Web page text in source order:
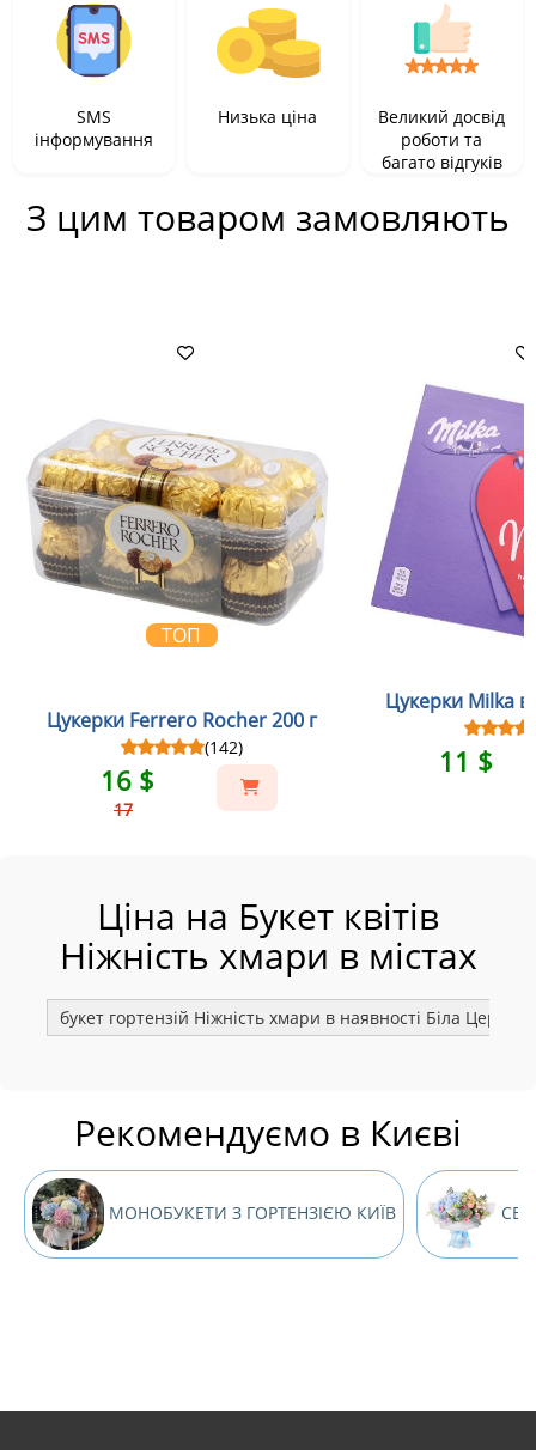
SMS
інформування
Низька ціна
Великий досвід
роботи та
багато відгуків
З цим товаром замовляють
ТОП
Цукерки Ferrero Rocher 200 г
(142)
16 $
17
Цукерки Milka
11 $
Ціна на Букет квітів
Ніжність хмари в містах
букет гортензій Ніжність хмари в наявності Біла Церква
Рекомендуємо в Києві
МОНОБУКЕТИ З ГОРТЕНЗІЄЮ КИЇВ